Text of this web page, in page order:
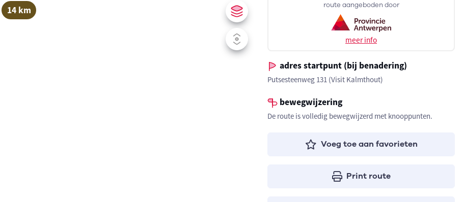
14 km route aangeboden door
meer info
adres startpunt (bij benadering)
Putsesteenweg 131 (Visit Kalmthout)
bewegwijzering
De route is volledig bewegwijzerd met knooppunten.
Voeg toe aan favorieten
Print route